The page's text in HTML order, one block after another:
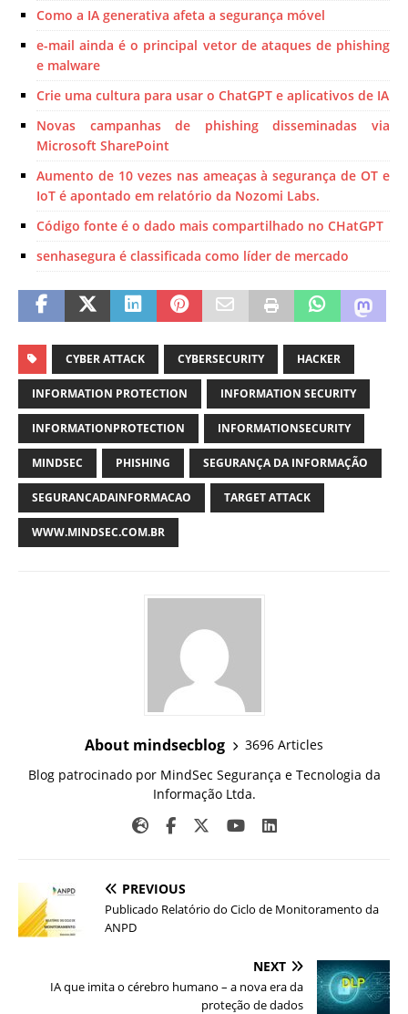
Como a IA generativa afeta a segurança móvel
e-mail ainda é o principal vetor de ataques de phishing
e malware
Crie uma cultura para usar o ChatGPT e aplicativos de IA
Novas campanhas de phishing disseminadas via
Microsoft SharePoint
Aumento de 10 vezes nas ameaças à segurança de OT e
IoT é apontado em relatório da Nozomi Labs.
Código fonte é o dado mais compartilhado no CHatGPT
senhasegura é classificada como líder de mercado
CYBER ATTACK CYBERSECURITY HACKER
INFORMATION PROTECTION INFORMATION SECURITY
INFORMATIONPROTECTION INFORMATIONSECURITY
MINDSEC PHISHING SEGURANÇA DA INFORMAÇÃO
SEGURANCADAINFORMACAO TARGET ATTACK
WWW.MINDSEC.COM.BR
About mindsecblog
3696 Articles
Blog patrocinado por MindSec Segurança e Tecnologia da
Informação Ltda.
PREVIOUS
Publicado Relatório do Ciclo de Monitoramento da
ANPD
NEXT
IA que imita o cérebro humano – a nova era da
proteção de dados